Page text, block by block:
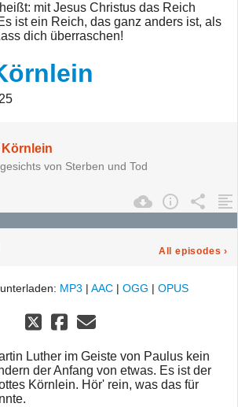
mit Jesus Christus das Reich
ist ein Reich, das ganz anders ist, als
dich überraschen!
von Sterben und Tod
All episodes ›
MP3 | AAC | OGG | OPUS
Luther im Geiste von Paulus kein
der Anfang von etwas. Es ist der
Körnlein. Hör' rein, was das für